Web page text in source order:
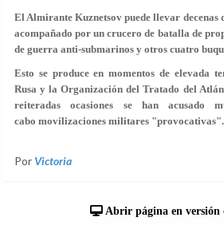
El Almirante Kuznetsov puede llevar decenas
acompañado por un crucero de batalla de
de guerra anti-submarinos y otros cuatro
Esto se produce en momentos de elevada
Rusa y la Organización del Tratado del
reiteradas ocasiones se han acusado
cabo movilizaciones militares "provocativas".
Por Victoria
Abrir página en versión